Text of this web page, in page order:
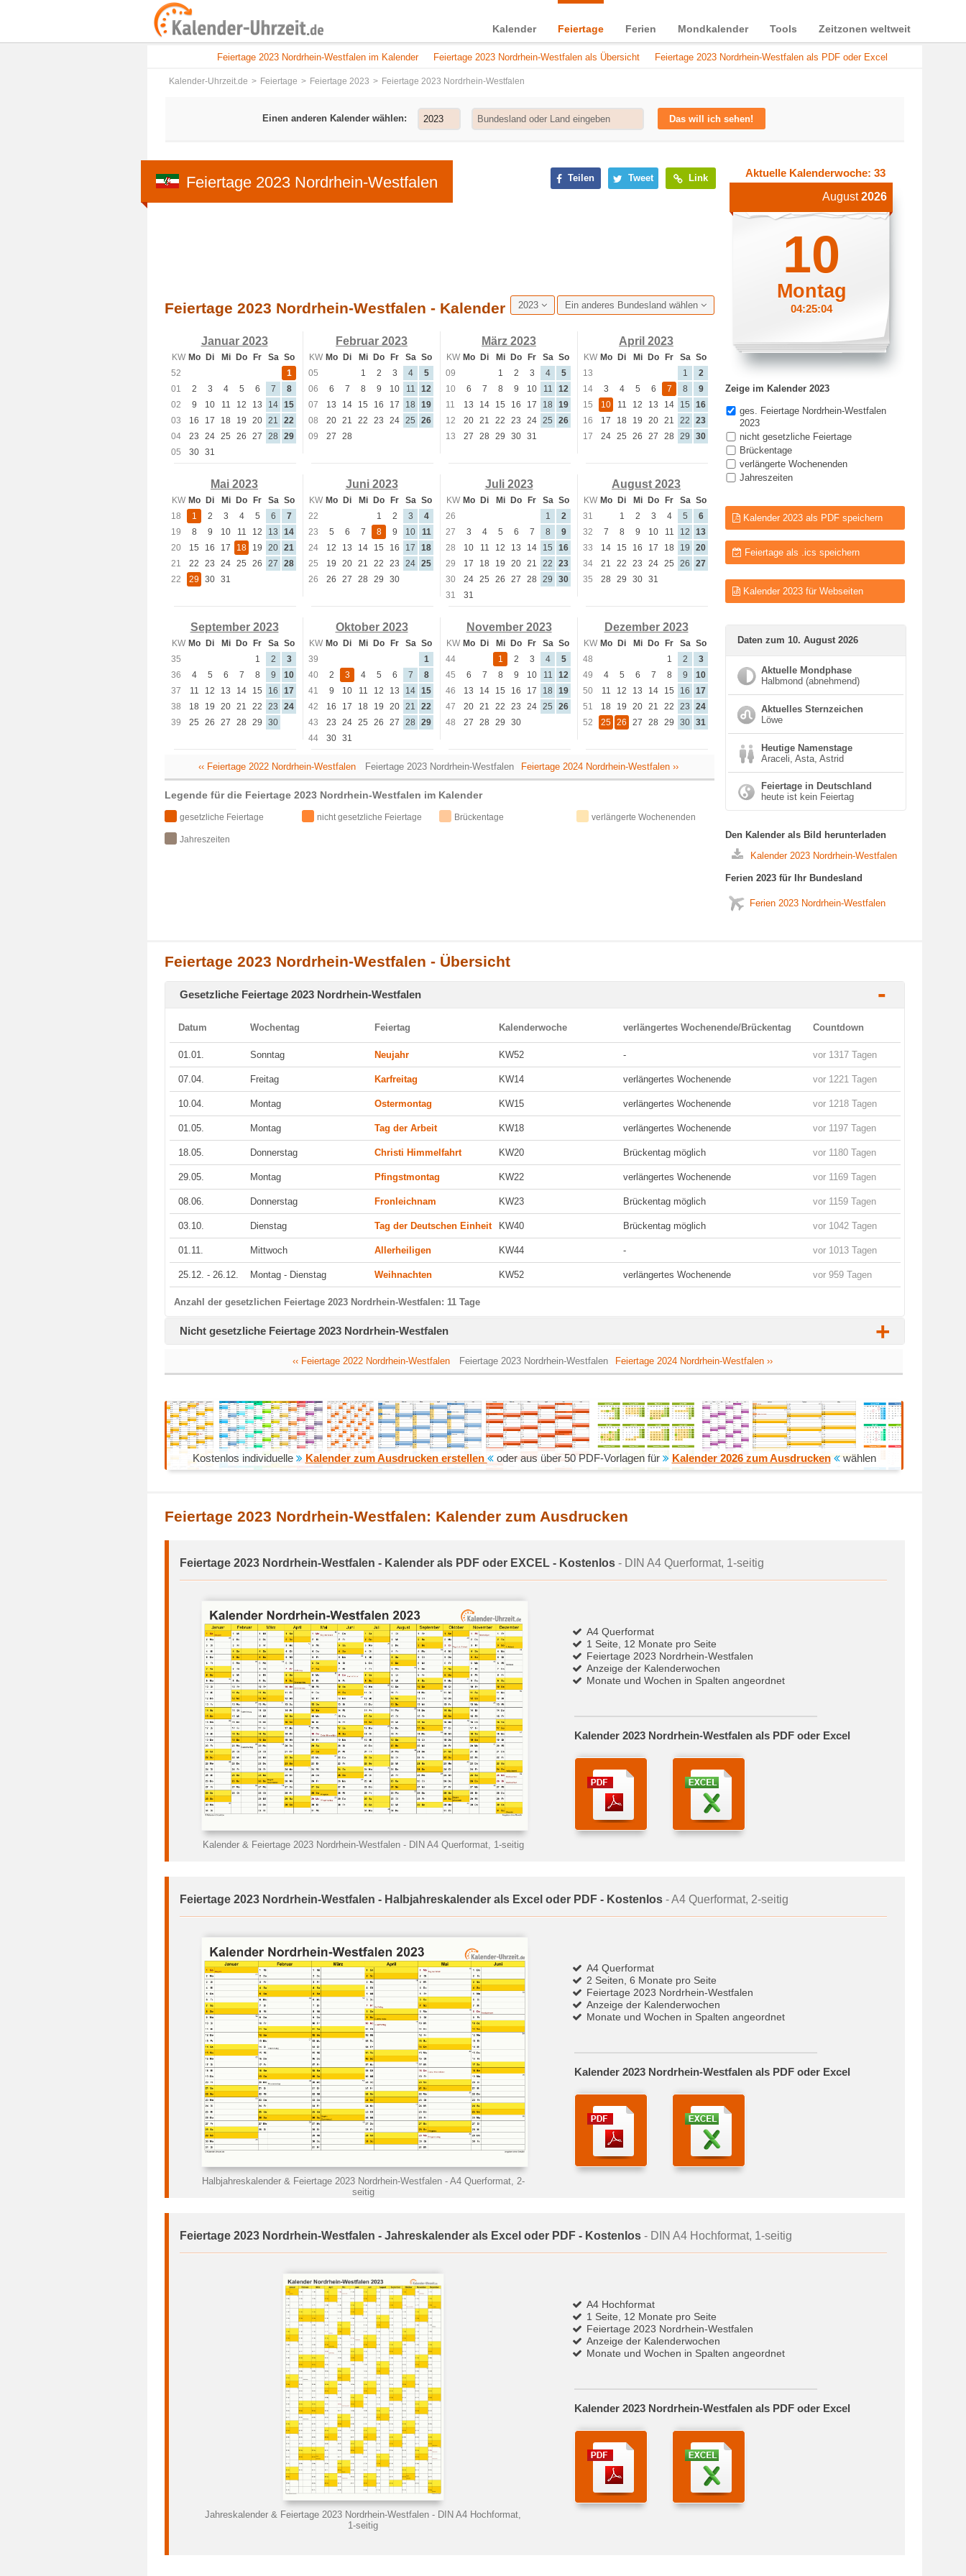
Kalender Feiertage Ferien Mondkalender Tools Zeitzonen weltweit
Feiertage 2023 Nordrhein-Westfalen im Kalender Feiertage 2023 Nordrhein-Westfalen als Übersicht Feiertage 2023 Nordrhein-Westfalen als PDF oder Excel
Kalender-Uhrzeit.de Feiertage Feiertage 2023 Feiertage 2023 Nordrhein-Westfalen
Einen anderen Kalender wählen: Das will ich sehen!
Teilen Tweet Link
Feiertage 2023 Nordrhein-Westfalen
Feiertage 2023 Nordrhein-Westfalen - Kalender 2023 Ein anderes Bundesland wählen
Januar 2023
KW Mo Di Mi Do Fr Sa So
52
1
01
2 3 4 5 6 7
8
02
9 10 11 12 13 14 15
03
16 17 18 19 20 21
22
04
23 24 25 26 27 28
29
05
30 31
Februar 2023
KW Mo Di Mi Do Fr Sa So
05
1 2 3 4
5
06
6 7 8 9 10 11
12
07
13 14 15 16 17 18
19
08
20 21 22 23 24 25
26
09
27 28
März 2023
KW Mo Di Mi Do Fr Sa So
09
1 2 3 4
5
10
6 7 8 9 10 11
12
11
13 14 15 16 17 18
19
12
20 21 22 23 24 25
26
13
27 28 29 30 31
April 2023
KW Mo Di Mi Do Fr Sa So
13
1
2
14
3 4 5 6 7 8
9
15
10 11 12 13 14 15
16
16
17 18 19 20 21 22
23
17
24 25 26 27 28 29 30
Mai 2023
KW Mo Di Mi Do Fr Sa So
18
1 2 3 4 5 6
7
19
8 9 10 11 12 13
14
20
15 16 17 18 19 20 21
21
22 23 24 25 26 27
28
22
29 30 31
Juni 2023
KW Mo Di Mi Do Fr Sa So
22
1 2 3
4
23
5 6 7 8 9 10
11
24
12 13 14 15 16 17
18
25
19 20 21 22 23 24 25
26
26 27 28 29 30
Juli 2023
KW Mo Di Mi Do Fr Sa So
26
1
2
27
3 4 5 6 7 8
9
28
10 11 12 13 14 15
16
29
17 18 19 20 21 22
23
30
24 25 26 27 28 29
30
31
31
August 2023
KW Mo Di Mi Do Fr Sa So
31
1 2 3 4 5
6
32
7 8 9 10 11 12
13
33
14 15 16 17 18 19
20
34
21 22 23 24 25 26
27
35
28 29 30 31
September 2023
KW Mo Di Mi Do Fr Sa So
35
1 2
3
36
4 5 6 7 8 9
10
37
11 12 13 14 15 16
17
38
18 19 20 21 22 23
24
39
25 26 27 28 29 30
Oktober 2023
KW Mo Di Mi Do Fr Sa So
39
1
40
2 3 4 5 6 7
8
41
9 10 11 12 13 14 15
42
16 17 18 19 20 21
22
43
23 24 25 26 27 28
29
44
30 31
November 2023
KW Mo Di Mi Do Fr Sa So
44
1 2 3 4
5
45
6 7 8 9 10 11
12
46
13 14 15 16 17 18
19
47
20 21 22 23 24 25
26
48
27 28 29 30
Dezember 2023
KW Mo Di Mi Do Fr Sa So
48
1 2
3
49
4 5 6 7 8 9
10
50
11 12 13 14 15 16
17
51
18 19 20 21 22 23
24
52
25 26 27 28 29 30 31
‹‹ Feiertage 2022 Nordrhein-Westfalen Feiertage 2023 Nordrhein-Westfalen Feiertage 2024 Nordrhein-Westfalen ››
Legende für die Feiertage 2023 Nordrhein-Westfalen im Kalender
gesetzliche Feiertage nicht gesetzliche Feiertage Brückentage verlängerte Wochenenden
Jahreszeiten
Aktuelle Kalenderwoche: 33
August2026
10
Montag
04:25:05
Zeige im Kalender 2023
ges. Feiertage Nordrhein-Westfalen
2023
nicht gesetzliche Feiertage
Brückentage
verlängerte Wochenenden
Jahreszeiten
Kalender 2023 als PDF speichern
Feiertage als .ics speichern
Kalender 2023 für Webseiten
Daten zum 10. August 2026
Aktuelle Mondphase
Halbmond (abnehmend)
Aktuelles Sternzeichen
Löwe
Heutige Namenstage
Araceli, Asta, Astrid
Feiertage in Deutschland
heute ist kein Feiertag
Den Kalender als Bild herunterladen
Kalender 2023 Nordrhein-Westfalen
Ferien 2023 für Ihr Bundesland
Ferien 2023 Nordrhein-Westfalen
Feiertage 2023 Nordrhein-Westfalen - Übersicht
Gesetzliche Feiertage 2023 Nordrhein-Westfalen -
Datum Wochentag Feiertag Kalenderwoche verlängertes Wochenende/Brückentag Countdown
01.01. Sonntag Neujahr KW52 - vor 1317 Tagen
07.04. Freitag Karfreitag KW14 verlängertes Wochenende vor 1221 Tagen
10.04. Montag Ostermontag KW15 verlängertes Wochenende vor 1218 Tagen
01.05. Montag Tag der Arbeit KW18 verlängertes Wochenende vor 1197 Tagen
18.05. Donnerstag Christi Himmelfahrt KW20 Brückentag möglich vor 1180 Tagen
29.05. Montag Pfingstmontag KW22 verlängertes Wochenende vor 1169 Tagen
08.06. Donnerstag Fronleichnam KW23 Brückentag möglich vor 1159 Tagen
03.10. Dienstag Tag der Deutschen Einheit KW40 Brückentag möglich vor 1042 Tagen
01.11. Mittwoch Allerheiligen KW44 - vor 1013 Tagen
25.12. - 26.12. Montag - Dienstag Weihnachten KW52 verlängertes Wochenende vor 959 Tagen
Anzahl der gesetzlichen Feiertage 2023 Nordrhein-Westfalen: 11 Tage
Nicht gesetzliche Feiertage 2023 Nordrhein-Westfalen +
‹‹ Feiertage 2022 Nordrhein-Westfalen Feiertage 2023 Nordrhein-Westfalen Feiertage 2024 Nordrhein-Westfalen ››
Kostenlos individuelle Kalender zum Ausdrucken erstellen oder aus über 50 PDF-Vorlagen für Kalender 2026 zum Ausdrucken wählen
Feiertage 2023 Nordrhein-Westfalen: Kalender zum Ausdrucken
Feiertage 2023 Nordrhein-Westfalen - Kalender als PDF oder EXCEL - Kostenlos - DIN A4 Querformat, 1-seitig
Kalender & Feiertage 2023 Nordrhein-Westfalen- DIN A4 Querformat, 1-seitig
A4 Querformat
1 Seite, 12 Monate pro Seite
Feiertage 2023 Nordrhein-Westfalen
Anzeige der Kalenderwochen
Monate und Wochen in Spalten angeordnet
Kalender 2023 Nordrhein-Westfalen als PDF oder Excel
Feiertage 2023 Nordrhein-Westfalen - Halbjahreskalender als Excel oder PDF - Kostenlos - A4 Querformat, 2-seitig
Halbjahreskalender & Feiertage 2023 Nordrhein-Westfalen- A4 Querformat, 2-
seitig
A4 Querformat
2 Seiten, 6 Monate pro Seite
Feiertage 2023 Nordrhein-Westfalen
Anzeige der Kalenderwochen
Monate und Wochen in Spalten angeordnet
Kalender 2023 Nordrhein-Westfalen als PDF oder Excel
Feiertage 2023 Nordrhein-Westfalen - Jahreskalender als Excel oder PDF - Kostenlos - DIN A4 Hochformat, 1-seitig
Jahreskalender & Feiertage 2023 Nordrhein-Westfalen - DIN A4 Hochformat,
1-seitig
A4 Hochformat
1 Seite, 12 Monate pro Seite
Feiertage 2023 Nordrhein-Westfalen
Anzeige der Kalenderwochen
Monate und Wochen in Spalten angeordnet
Kalender 2023 Nordrhein-Westfalen als PDF oder Excel